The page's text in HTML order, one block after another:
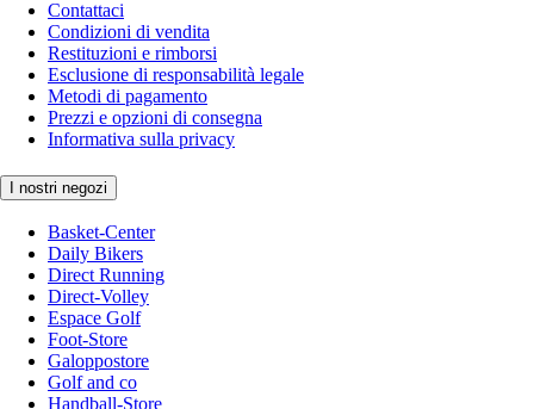
Contattaci
Condizioni di vendita
Restituzioni e rimborsi
Esclusione di responsabilità legale
Metodi di pagamento
Prezzi e opzioni di consegna
Informativa sulla privacy
I nostri negozi
Basket-Center
Daily Bikers
Direct Running
Direct-Volley
Espace Golf
Foot-Store
Galoppostore
Golf and co
Handball-Store